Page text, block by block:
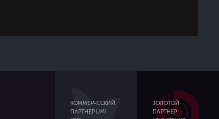
КОММЕРЧЕСКИЙ
ПАРТНЕР UMI
ЗОЛОТОЙ
ПАРТНЕР